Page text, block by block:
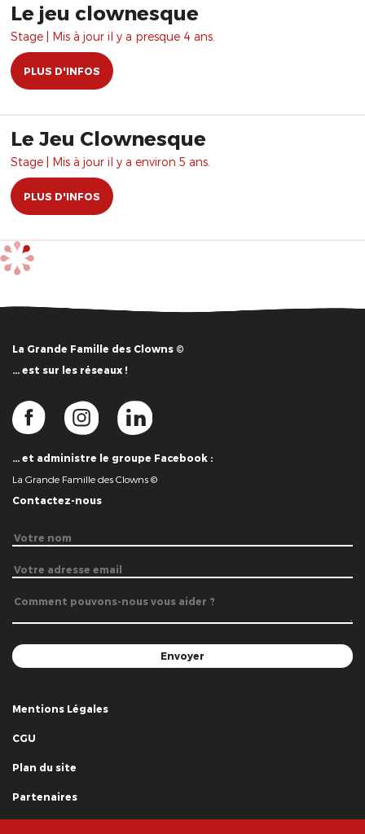
Le jeu clownesque
Stage | Mis à jour il y a presque 4 ans.
PLUS D'INFOS
Le Jeu Clownesque
Stage | Mis à jour il y a environ 5 ans.
PLUS D'INFOS
La Grande Famille des Clowns ©
… est sur les réseaux !
… et administre le groupe Facebook :
La Grande Famille des Clowns ©
Contactez-nous
Mentions Légales
CGU
Plan du site
Partenaires